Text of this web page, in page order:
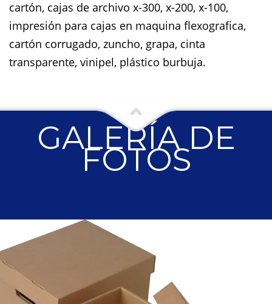
cartón, cajas de archivo x-300, x-200, x-100,
impresión para cajas en maquina flexografica,
cartón corrugado, zuncho, grapa, cinta
transparente, vinipel, plástico burbuja.
GALERÍA DE
FOTOS